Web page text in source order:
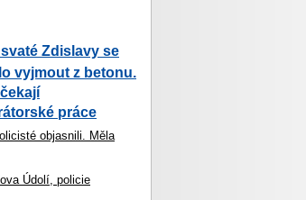
Zdislavy se
vyjmout z betonu.
práce
objasnili. Měla
Údolí, policie